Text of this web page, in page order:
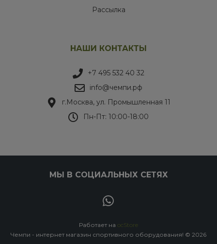
Рассылка
НАШИ КОНТАКТЫ
+7 495 532 40 32
info@чемпи.рф
г.Москва, ул. Промышленная 11
Пн-Пт: 10:00-18:00
МЫ В СОЦИАЛЬНЫХ СЕТЯХ
Работает на ocStore
Чемпи - интернет магазин спортивного оборудования! © 2026